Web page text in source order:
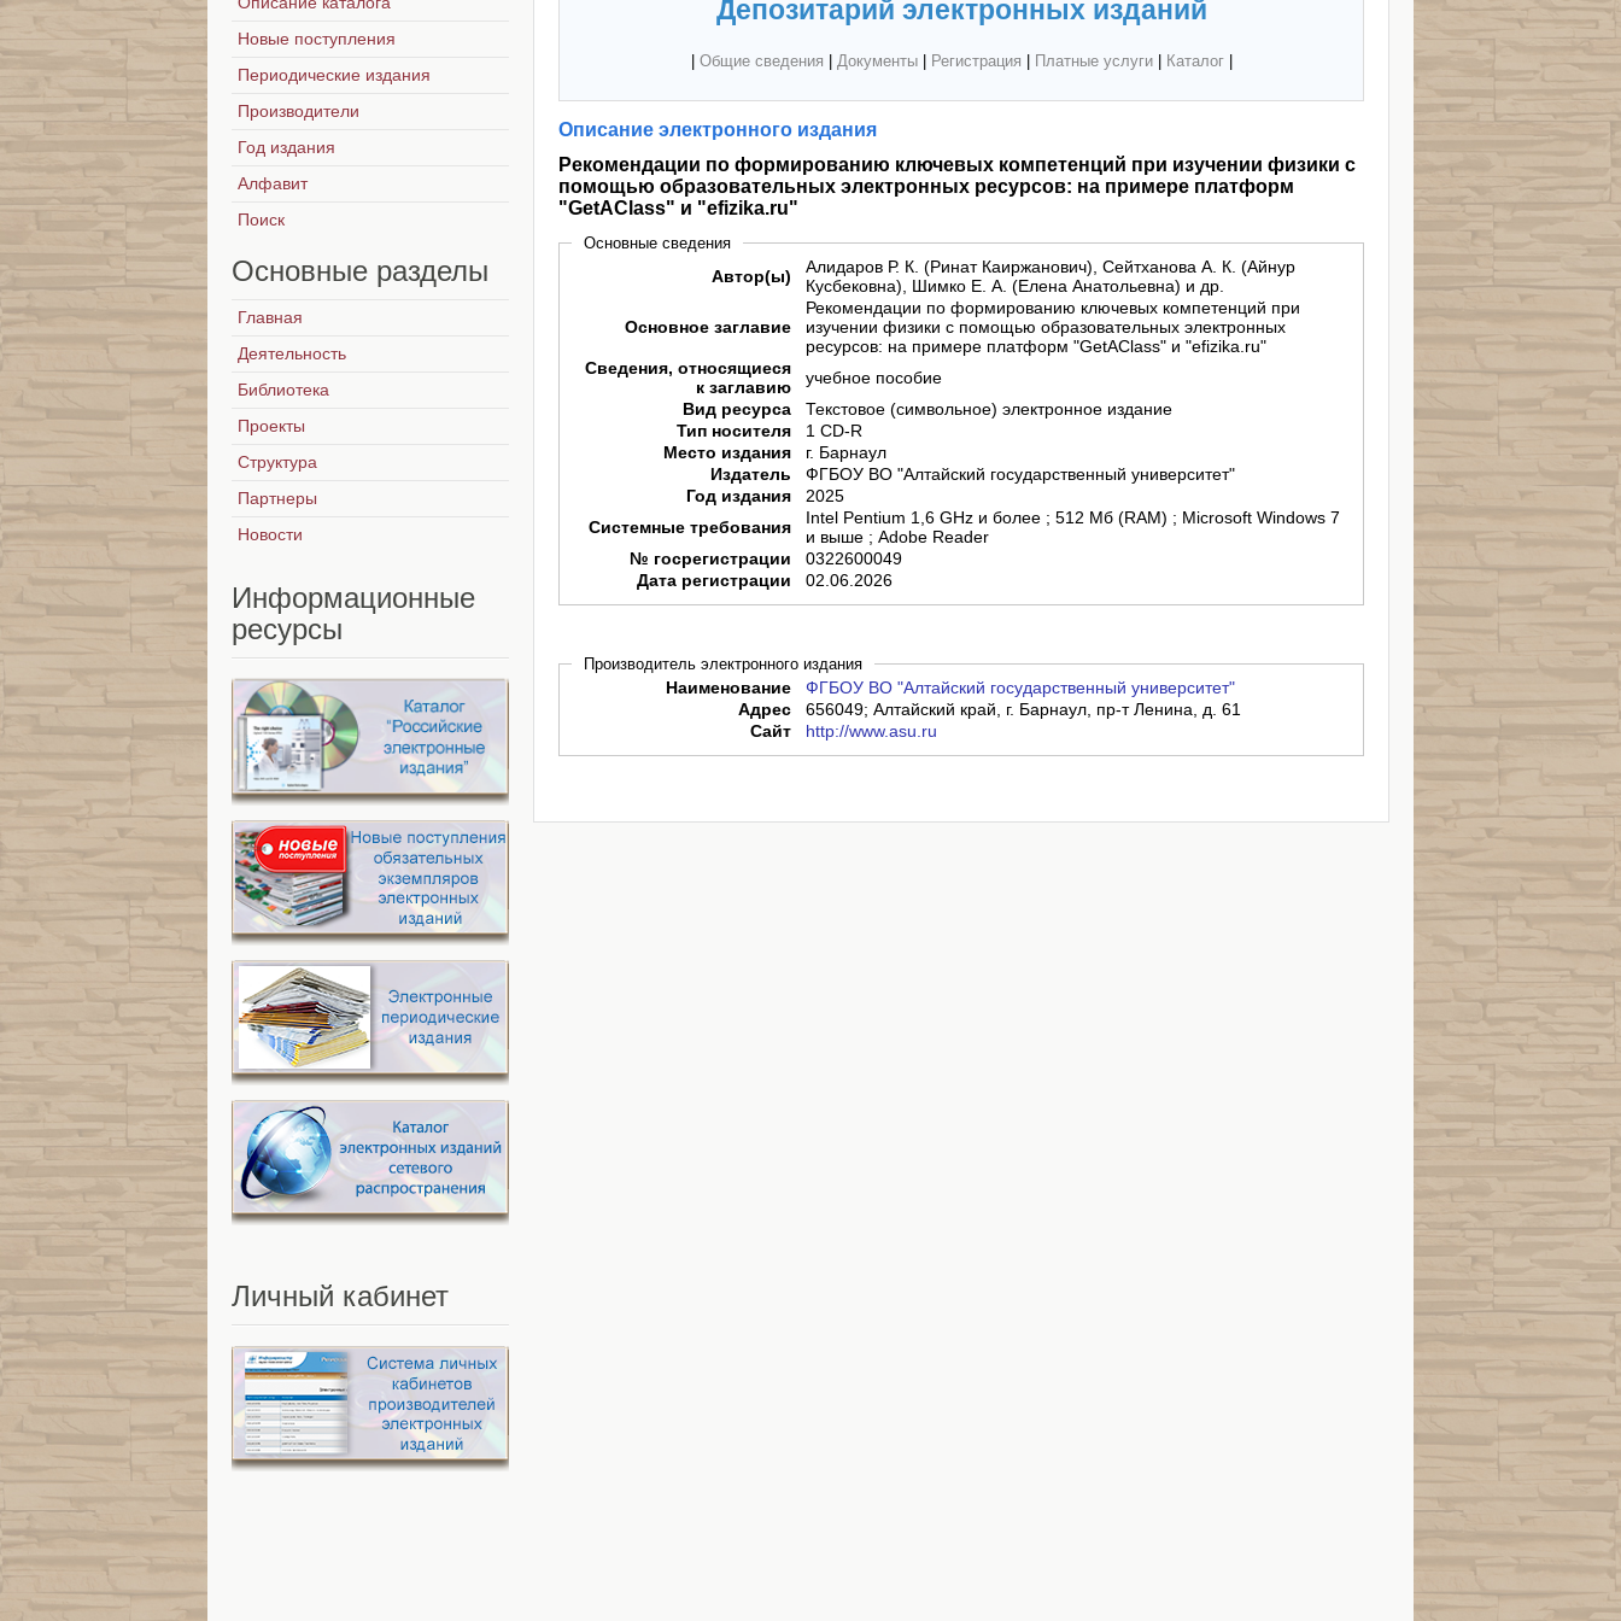
Депозитарий электронных изданий
Общие сведения Документы| Регистрация Платные услуги| Каталог|
Описание электронного издания
Рекомендации по формированию ключевых компетенций при изучении физики с
помощью образовательных электронных ресурсов: на примере платформ
"GetAClass" и "efizika.ru"
Основные сведения
Автор(ы)
Алидаров Р. К. (Ринат Каиржанович), Сейтханова А. К. (Айнур
Кусбековна), Шимко Е. А. (Елена Анатольевна) и др.
Основное заглавие
Рекомендации по формированию ключевых компетенций при
изучении физики с помощью образовательных электронных
ресурсов: на примере платформ "GetAClass" и "efizika.ru"
Сведения, относящиеся
к заглавию
учебное пособие
Вид ресурса
Текстовое (символьное) электронное издание
Тип носителя
1 CD-R
Место издания
г. Барнаул
Издатель
ФГБОУ ВО "Алтайский государственный университет"
Год издания
2025
Системные требования
Intel Pentium 1,6 GHz и более ; 512 Мб (RAM) ; Microsoft Windows 7
и выше ; Adobe Reader
№ госрегистрации
0322600049
Дата регистрации
02.06.2026
Производитель электронного издания
Наименование
ФГБОУ ВО "Алтайский государственный университет"
Адрес
656049; Алтайский край, г. Барнаул, пр-т Ленина, д. 61
Сайт
http://www.asu.ru
Новые поступления
Периодические издания
Производители
Год издания
Алфавит
Поиск
Основные разделы
Главная
Деятельность
Библиотека
Проекты
Структура
Партнеры
Новости
Информационные
ресурсы
Личный кабинет